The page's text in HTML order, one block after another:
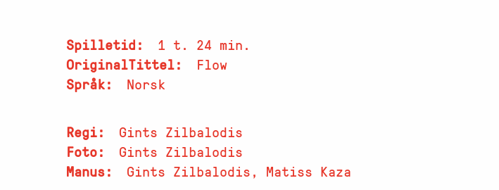
Spilletid
1 t. 24 min.
OriginalTittel
Flow
Språk
Norsk
Regi
Gints Zilbalodis
Foto
Gints Zilbalodis
Manus
Gints Zilbalodis, Matiss Kaza